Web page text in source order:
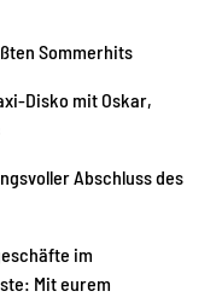
Sommerhits
Disko mit Oskar,
Abschluss des
im
Mit eurem